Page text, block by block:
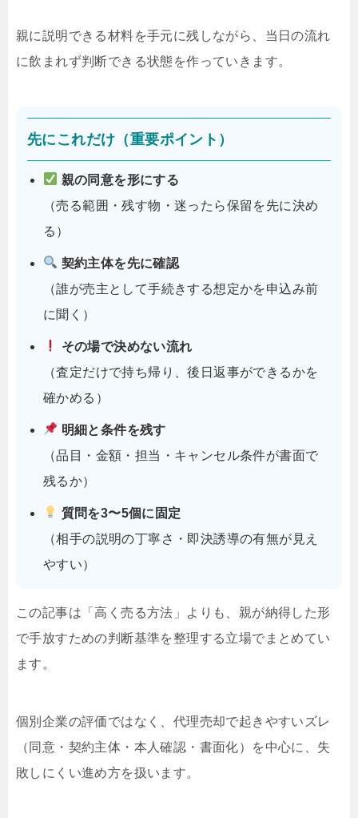
親に説明できる材料を手元に残しながら、当日の流れ
に飲まれず判断できる状態を作っていきます。
先にこれだけ（重要ポイント）
親の同意を形にする
（売る範囲・残す物・迷ったら保留を先に決め
る）
契約主体を先に確認
（誰が売主として手続きする想定かを申込み前
に聞く）
その場で決めない流れ
（査定だけで持ち帰り、後日返事ができるかを
確かめる）
明細と条件を残す
（品目・金額・担当・キャンセル条件が書面で
残るか）
質問を3〜5個に固定
（相手の説明の丁寧さ・即決誘導の有無が見え
やすい）
この記事は「高く売る方法」よりも、親が納得した形
で手放すための判断基準を整理する立場でまとめてい
ます。
個別企業の評価ではなく、代理売却で起きやすいズレ
（同意・契約主体・本人確認・書面化）を中心に、失
敗しにくい進め方を扱います。